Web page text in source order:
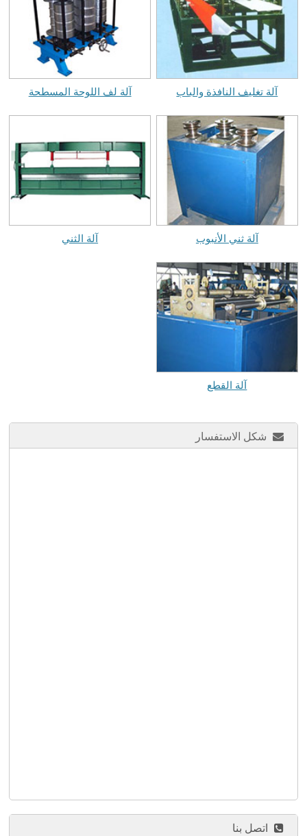
آلة تغليف النافذة والباب آلة لف اللوحة المسطحة
آلة ثني الأنبوب آلة الثني
آلة القطع
شكل الاستفسار
اتصل بنا